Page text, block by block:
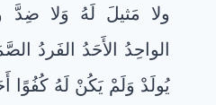
ولا مَثيلَ لَهُ وَلا ضِدَّ
الواحِدُ الأَحَدُ الفَردُ
يُولَدْ وَلَمْ يَكُنْ لَهُ كُفُوًا